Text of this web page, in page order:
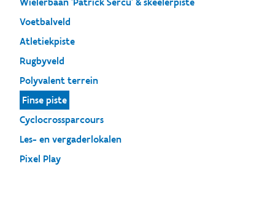
Voetbalveld
Atletiekpiste
Rugbyveld
Polyvalent terrein
Finse piste
Cyclocrossparcours
Les- en vergaderlokalen
Pixel Play